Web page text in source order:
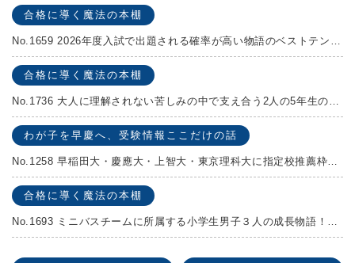
合格に導く魔法の本棚
合格に導く魔法の本棚
わが子を早慶へ、受験情報ここだけの話
合格に導く魔法の本棚